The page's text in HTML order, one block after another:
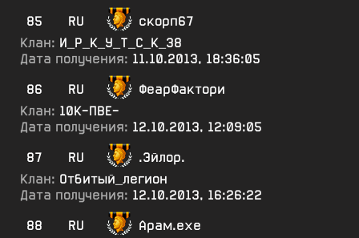
85
RU
скорп67
Клан: И_Р_К_У_Т_С_К_38
Дата получения: 11.10.2013, 18:36:05
86
RU
ФеарФактори
Клан: 10К-ПВЕ-
Дата получения: 12.10.2013, 12:09:05
87
RU
.Эйлор.
Клан: Отбитый_легион
Дата получения: 12.10.2013, 16:26:22
88
RU
Арам.ехе